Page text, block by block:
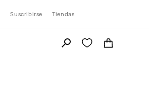
Suscribirse Tiendas